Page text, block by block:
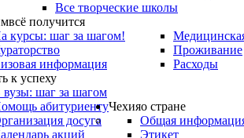
Все творческие школы
всё получится
курсы: шаг за шагом!
информация
Проживание
Расходы
к успеху
шаг за шагом
абитуриенту
досуга
акций
Чехияо стране
Общая
Этикет